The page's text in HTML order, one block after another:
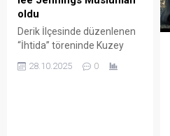
oldu
Derik İlçesinde düzenlenen
“İhtida” töreninde Kuzey
Jennings(34),aşkı uğruna
28.10.2025 0